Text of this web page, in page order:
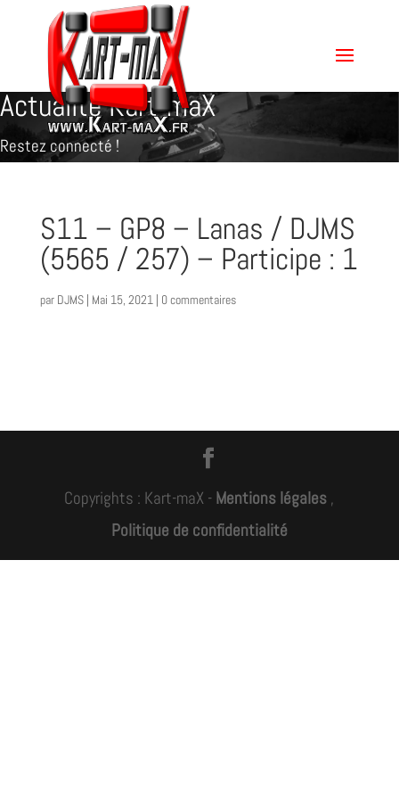
Actualité Kart-maX
Restez connecté !
S11 – GP8 – Lanas / DJMS
(5565 / 257) – Participe : 1
par DJMS| Mai 15, 2021| 0 commentaires
Copyrights : Kart-maX - Mentions légales ,
Politique de confidentialité